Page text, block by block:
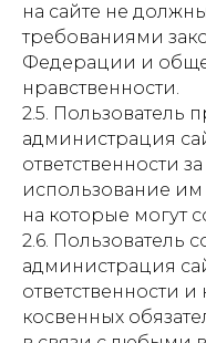
на сайте не
требованиями
Федерации и
нравственности.
2.5. Пользователь
администрация
ответственности
использование
на которые могут
2.6. Пользователь
администрация
ответственности
косвенных